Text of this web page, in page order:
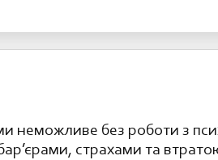
неможливе без роботи з
страхами та